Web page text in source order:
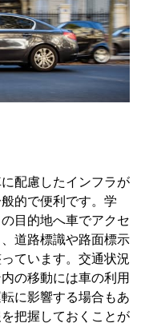
配慮したインフラが
的で便利です。学
目的地へ車でアクセ
道路標識や路面標示
ています。交通状況
の移動には車の利用
に影響する場合もあ
把握しておくことが